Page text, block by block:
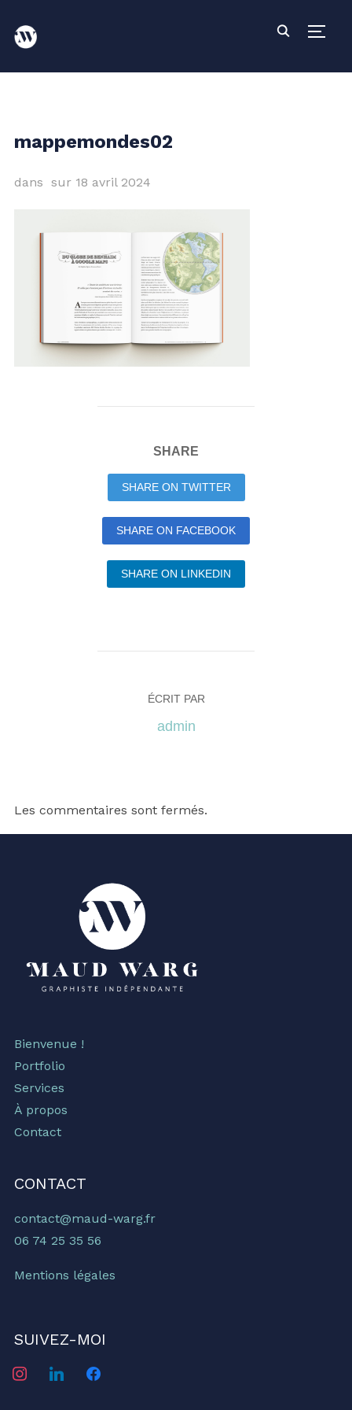
mappemondes02
dans sur 18 avril 2024
SHARE
SHARE ON TWITTER
SHARE ON FACEBOOK
SHARE ON LINKEDIN
ÉCRIT PAR
admin
Les commentaires sont fermés.
Bienvenue !
Portfolio
Services
À propos
Contact
CONTACT
contact@maud-warg.fr
06 74 25 35 56
Mentions légales
SUIVEZ-MOI
instagramlinkedinfacebook